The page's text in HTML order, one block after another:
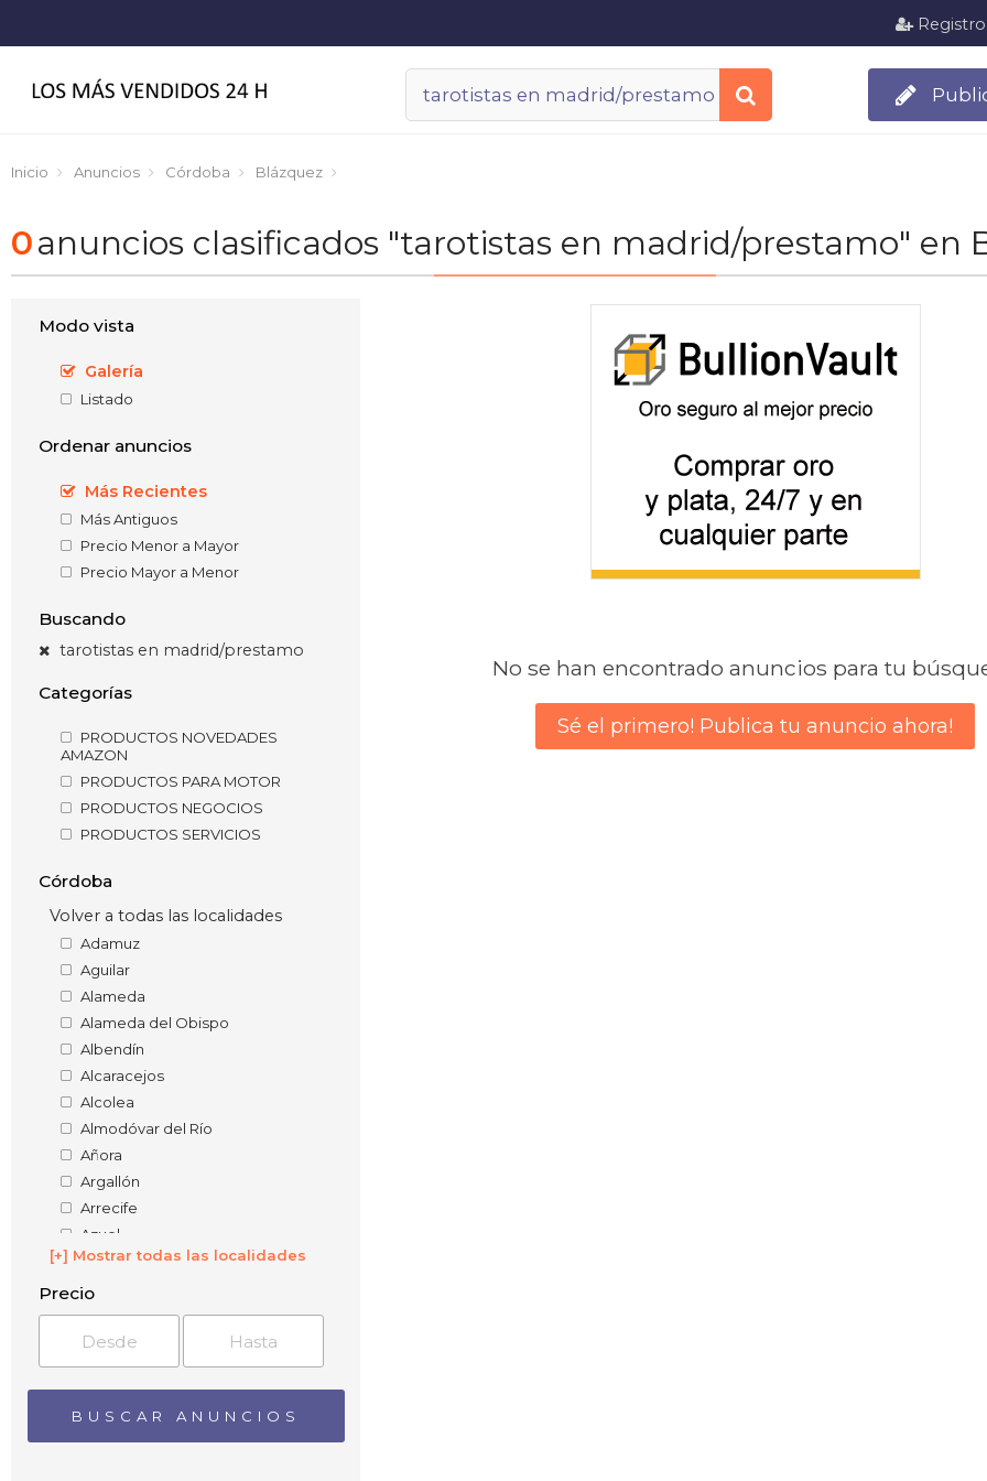
Registro
Inicio Anuncios Córdoba Blázquez
0anuncios clasificados "tarotistas en madrid/prestamo" en
Modo vista
Galería
Listado
Ordenar anuncios
Más Recientes
Más Antiguos
Precio Menor a Mayor
Precio Mayor a Menor
Buscando
tarotistas en madrid/prestamo
Categorías
PRODUCTOS NOVEDADES
AMAZON
PRODUCTOS PARA MOTOR
PRODUCTOS NEGOCIOS
PRODUCTOS SERVICIOS
Córdoba
Volver a todas las localidades
Adamuz
Aguilar
Alameda
Alameda del Obispo
Albendín
Alcaracejos
Alcolea
Almodóvar del Río
Añora
Argallón
Arrecife
Azuel
Badolatosa
Baena
Barranco del Lobo
Barriaga
Belalcázar
Bélmez
Benadalid
Benamejí
[+] Mostrar todas las localidades
Precio
No se han encontrado anuncios para tu
Sé el primero! Publica tu anuncio ahora!